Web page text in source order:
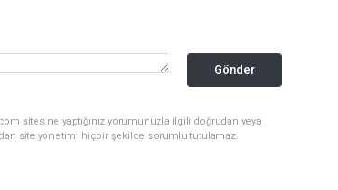
Gönder
sitesine yaptığınız yorumunuzla ilgili doğrudan veya
site yönetimi hiçbir şekilde sorumlu tutulamaz.